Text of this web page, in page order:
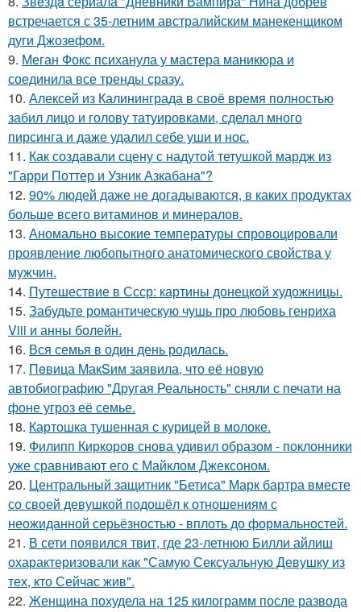
встречается с 35-летним австралийским манекенщиком
дуги Джозефом.
9. Меган Фокс психанула у мастера маникюра и
соединила все тренды сразу.
10. Алексей из Калининграда в своё время полностью
забил лицо и голову татуировками, сделал много
пирсинга и даже удалил себе уши и нос.
11. Как создавали сцену с надутой тетушкой мардж из
"Гарри Поттер и Узник Азкабана"?
12. 90% людей даже не догадываются, в каких продуктах
больше всего витаминов и минералов.
13. Аномально высокие температуры спровоцировали
проявление любопытного анатомического свойства у
мужчин.
14. Путешествие в Ссср: картины донецкой художницы.
15. Забудьте романтическую чушь про любовь генриха
Viii и анны болейн.
16. Вся семья в один день родилась.
17. Пeвица MакSим заявила, что её новую
автобиографию "Другая Реальность" сняли с печати на
фоне угроз её семье.
18. Картошка тушенная с курицей в молоке.
19. Филипп Киркоров снова удивил образом - поклонники
уже сравнивают его с Майклом Джексоном.
20. Центральный защитник "Бетиса" Марк бартра вместе
со своей девушкой подошёл к отношениям с
неожиданной серьёзностью - вплоть до формальностей.
21. В сети появился твит, где 23-летнюю Билли айлиш
охарактеризовали как "Самую Сексуальную Девушку из
тех, кто Сейчас жив".
22. Женщина похудела на 125 килограмм после развода